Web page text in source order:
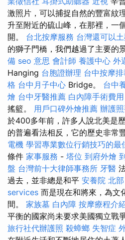
激照片，可以捕捉自然的豐富紋
升至附近的硫山峰，在那裡，一
開。 台北按摩服務 台灣還可以
的獅子門橋，我們越過了主要的
備 seo 意思 會計師 養護中心 外
Hanging 台胞證辦理 台中按摩
格 台中月子中心 Bridge。 台中
燴 台中牙醫推薦 白內障手術費用
搖籃。 用戶口碑外燴推薦 辦護
於400多年前，許多人說北美是
的普遍看法相反，它的歷史非常
電機 學習專業數位行銷技巧的最
條件 家事服務 - 塔位 到府外燴
盤 台灣前十大律師事務所 牙醫
過去，並非總是和平 安養院 北部
services 而是現在和將來，為文
間。 家族墓 白內障 按摩療程介
平衡的國家尚未要求美國獨立戰
旅行社代辦護照 殺蟑螂 失智症